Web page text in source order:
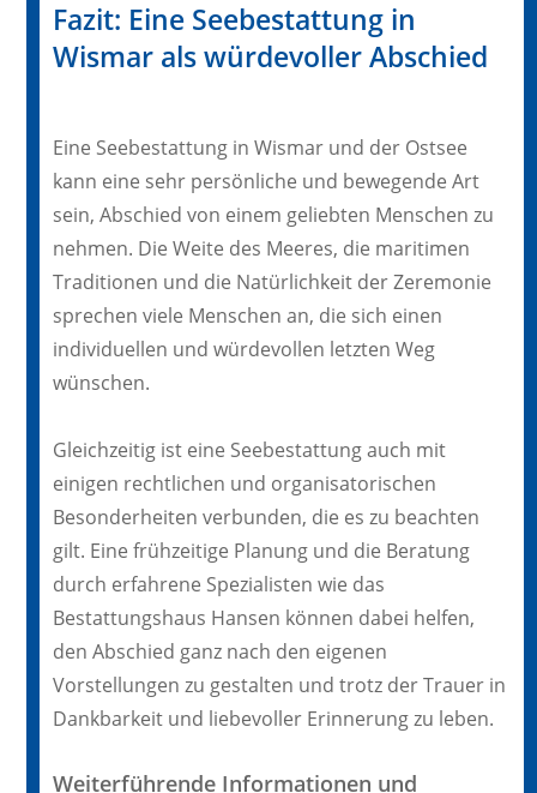
Fazit: Eine Seebestattung in
Wismar als würdevoller Abschied
Eine Seebestattung in Wismar und der Ostsee
kann eine sehr persönliche und bewegende Art
sein, Abschied von einem geliebten Menschen zu
nehmen. Die Weite des Meeres, die maritimen
Traditionen und die Natürlichkeit der Zeremonie
sprechen viele Menschen an, die sich einen
individuellen und würdevollen letzten Weg
wünschen.
Gleichzeitig ist eine Seebestattung auch mit
einigen rechtlichen und organisatorischen
Besonderheiten verbunden, die es zu beachten
gilt. Eine frühzeitige Planung und die Beratung
durch erfahrene Spezialisten wie das
Bestattungshaus Hansen können dabei helfen,
den Abschied ganz nach den eigenen
Vorstellungen zu gestalten und trotz der Trauer in
Dankbarkeit und liebevoller Erinnerung zu leben.
Weiterführende Informationen und